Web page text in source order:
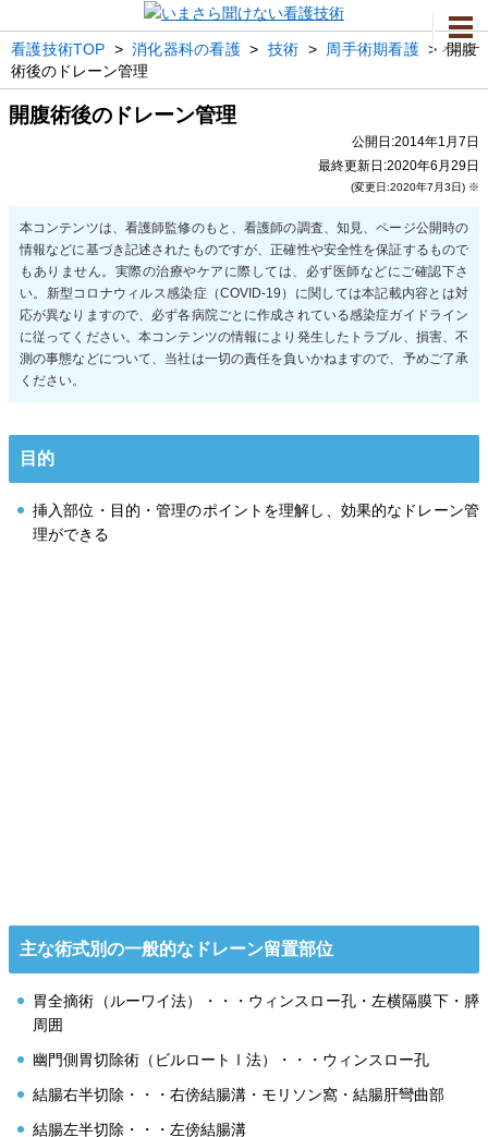
メニュー
看護技術TOP > 消化器科の看護> 技術 > 周手術期看護>開腹
術後のドレーン管理
開腹術後のドレーン管理
公開日:2014年1月7日
最終更新日:2020年6月29日
(変更日:2020年7月3日) ※
目的
挿入部位・目的・管理のポイントを理解し、効果的なドレーン管
理ができる
主な術式別の一般的なドレーン留置部位
胃全摘術（ルーワイ法）・・・ウィンスロー孔・左横隔膜下・膵
周囲
幽門側胃切除術（ビルロートⅠ法）・・・ウィンスロー孔
結腸右半切除・・・右傍結腸溝・モリソン窩・結腸肝彎曲部
結腸左半切除・・・左傍結腸溝